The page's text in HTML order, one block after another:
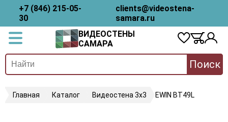
+7 (846) 215-05-
30
clients@videostena-
samara.ru
ВИДЕОСТЕНЫ
САМАРА
Поиск
Главная Каталог Видеостена 3х3 EWIN BT49L